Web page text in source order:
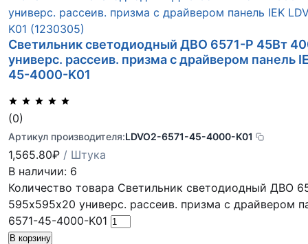
Светильник светодиодный ДВО 6571-P 45Вт
универс. рассеив. призма с драйвером панель
45-4000-K01
(0)
Артикул производителя:LDVO2-6571-45-4000-K01
1,565.80₽ / Штука
В наличии: 6
Количество товара Светильник светодиодный ДВО
595х595х20 универс. рассеив. призма с драйвером
6571-45-4000-K01
В корзину